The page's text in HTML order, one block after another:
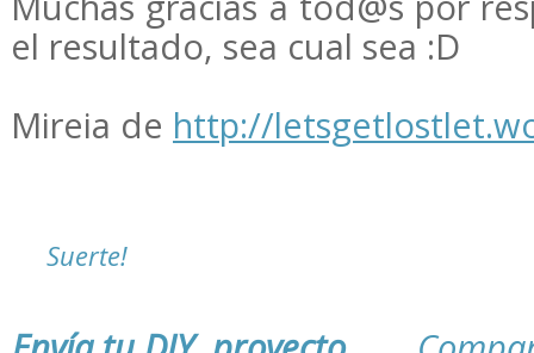
el resultado, sea cual sea :D
Mireia de http://
Suerte!